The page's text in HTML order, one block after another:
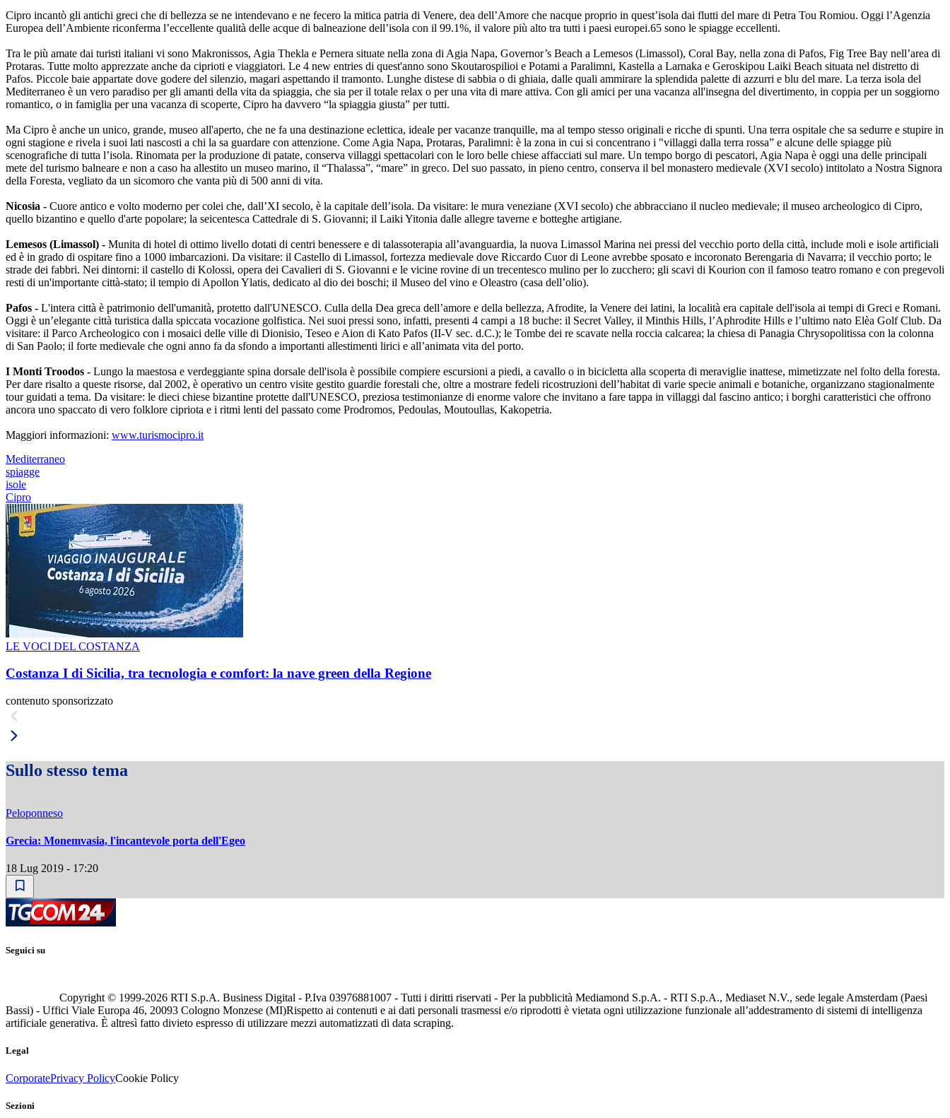
Cipro incantò gli antichi greci che di bellezza se ne intendevano e ne fecero la mitica patria di Venere, dea dell’Amore che nacque proprio in quest’isola dai flutti del mare di Petra Tou Romiou. Oggi l’Agenzia
Europea dell’Ambiente riconferma l’eccellente qualità delle acque di balneazione dell’isola con il 99.1%, il valore più alto tra tutti i paesi europei.65 sono le spiagge eccellenti.
Tra le più amate dai turisti italiani vi sono Makronissos, Agia Thekla e Pernera situate nella zona di Agia Napa, Governor’s Beach a Lemesos (Limassol), Coral Bay, nella zona di Pafos, Fig Tree Bay nell’area di
Protaras. Tutte molto apprezzate anche da ciprioti e viaggiatori. Le 4 new entries di quest'anno sono Skoutarospilioi e Potami a Paralimni, Kastella a Larnaka e Geroskipou Laiki Beach situata nel distretto di
Pafos. Piccole baie appartate dove godere del silenzio, magari aspettando il tramonto. Lunghe distese di sabbia o di ghiaia, dalle quali ammirare la splendida palette di azzurri e blu del mare. La terza isola del
Mediterraneo è un vero paradiso per gli amanti della vita da spiaggia, che sia per il totale relax o per una vita di mare attiva. Con gli amici per una vacanza all'insegna del divertimento, in coppia per un soggiorno
romantico, o in famiglia per una vacanza di scoperte, Cipro ha davvero “la spiaggia giusta” per tutti.
Ma Cipro è anche un unico, grande, museo all'aperto, che ne fa una destinazione eclettica, ideale per vacanze tranquille, ma al tempo stesso originali e ricche di spunti. Una terra ospitale che sa sedurre e stupire in
ogni stagione e rivela i suoi lati nascosti a chi la sa guardare con attenzione. Come Agia Napa, Protaras, Paralimni: è la zona in cui si concentrano i "villaggi dalla terra rossa” e alcune delle spiagge più
scenografiche di tutta l’isola. Rinomata per la produzione di patate, conserva villaggi spettacolari con le loro belle chiese affacciati sul mare. Un tempo borgo di pescatori, Agia Napa è oggi una delle principali
mete del turismo balneare e non a caso ha allestito un museo marino, il “Thalassa”, “mare” in greco. Del suo passato, in pieno centro, conserva il bel monastero medievale (XVI secolo) intitolato a Nostra Signora
della Foresta, vegliato da un sicomoro che vanta più di 500 anni di vita.
Nicosia - Cuore antico e volto moderno per colei che, dall’XI secolo, è la capitale dell’isola. Da visitare: le mura veneziane (XVI secolo) che abbracciano il nucleo medievale; il museo archeologico di Cipro,
quello bizantino e quello d'arte popolare; la seicentesca Cattedrale di S. Giovanni; il Laiki Yitonia dalle allegre taverne e botteghe artigiane.
Lemesos (Limassol) - Munita di hotel di ottimo livello dotati di centri benessere e di talassoterapia all’avanguardia, la nuova Limassol Marina nei pressi del vecchio porto della città, include moli e isole artificiali
ed è in grado di ospitare fino a 1000 imbarcazioni. Da visitare: il Castello di Limassol, fortezza medievale dove Riccardo Cuor di Leone avrebbe sposato e incoronato Berengaria di Navarra; il vecchio porto; le
strade dei fabbri. Nei dintorni: il castello di Kolossi, opera dei Cavalieri di S. Giovanni e le vicine rovine di un trecentesco mulino per lo zucchero; gli scavi di Kourion con il famoso teatro romano e con pregevoli
resti di un'importante città-stato; il tempio di Apollon Ylatis, dedicato al dio dei boschi; il Museo del vino e Oleastro (casa dell’olio).
Pafos - L'intera città è patrimonio dell'umanità, protetto dall'UNESCO. Culla della Dea greca dell’amore e della bellezza, Afrodite, la Venere dei latini, la località era capitale dell'isola ai tempi di Greci e Romani.
Oggi è un’elegante città turistica dalla spiccata vocazione golfistica. Nei suoi pressi sono, infatti, presenti 4 campi a 18 buche: il Secret Valley, il Minthis Hills, l’Aphrodite Hills e l’ultimo nato Elèa Golf Club. Da
visitare: il Parco Archeologico con i mosaici delle ville di Dionisio, Teseo e Aion di Kato Pafos (II-V sec. d.C.); le Tombe dei re scavate nella roccia calcarea; la chiesa di Panagia Chrysopolitissa con la colonna
di San Paolo; il forte medievale che ogni anno fa da sfondo a importanti allestimenti lirici e all’animata vita del porto.
I Monti Troodos - Lungo la maestosa e verdeggiante spina dorsale dell'isola è possibile compiere escursioni a piedi, a cavallo o in bicicletta alla scoperta di meraviglie inattese, mimetizzate nel folto della foresta.
Per dare risalto a queste risorse, dal 2002, è operativo un centro visite gestito guardie forestali che, oltre a mostrare fedeli ricostruzioni dell’habitat di varie specie animali e botaniche, organizzano stagionalmente
tour guidati a tema. Da visitare: le dieci chiese bizantine protette dall'UNESCO, preziosa testimonianze di enorme valore che invitano a fare tappa in villaggi dal fascino antico; i borghi caratteristici che offrono
ancora uno spaccato di vero folklore cipriota e i ritmi lenti del passato come Prodromos, Pedoulas, Moutoullas, Kakopetria.
Maggiori informazioni: www.turismocipro.it
Mediterraneo
spiagge
isole
Cipro
LE VOCI DEL COSTANZA
Costanza I di Sicilia, tra tecnologia e comfort: la nave green della Regione
contenuto sponsorizzato
Sullo stesso tema
Peloponneso
Grecia: Monemvasia, l'incantevole porta dell'Egeo
18 Lug 2019 - 17:20
Seguici su
Copyright © 1999-2026 RTI S.p.A. Business Digital - P.Iva 03976881007 - Tutti i diritti riservati - Per la pubblicità Mediamond S.p.A. - RTI S.p.A., Mediaset N.V., sede legale Amsterdam (Paesi
Bassi) - Uffici Viale Europa 46, 20093 Cologno Monzese (MI)Rispetto ai contenuti e ai dati personali trasmessi e/o riprodotti è vietata ogni utilizzazione funzionale all’addestramento di sistemi di intelligenza
artificiale generativa. È altresì fatto divieto espresso di utilizzare mezzi automatizzati di data scraping.
Legal
CorporatePrivacy PolicyCookie Policy
Sezioni